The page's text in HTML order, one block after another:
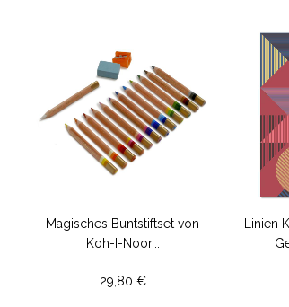
Magisches Buntstiftset von
Koh-I-Noor...
29,80 €
Linien